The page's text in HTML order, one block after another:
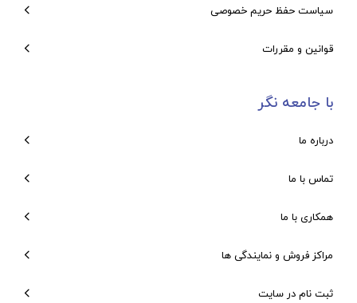
سیاست حفظ حریم خصوصی
قوانین و مقررات
با جامعه نگر
درباره ما
تماس با ما
همکاری با ما
مراکز فروش و نمایندگی ها
ثبت نام در سایت